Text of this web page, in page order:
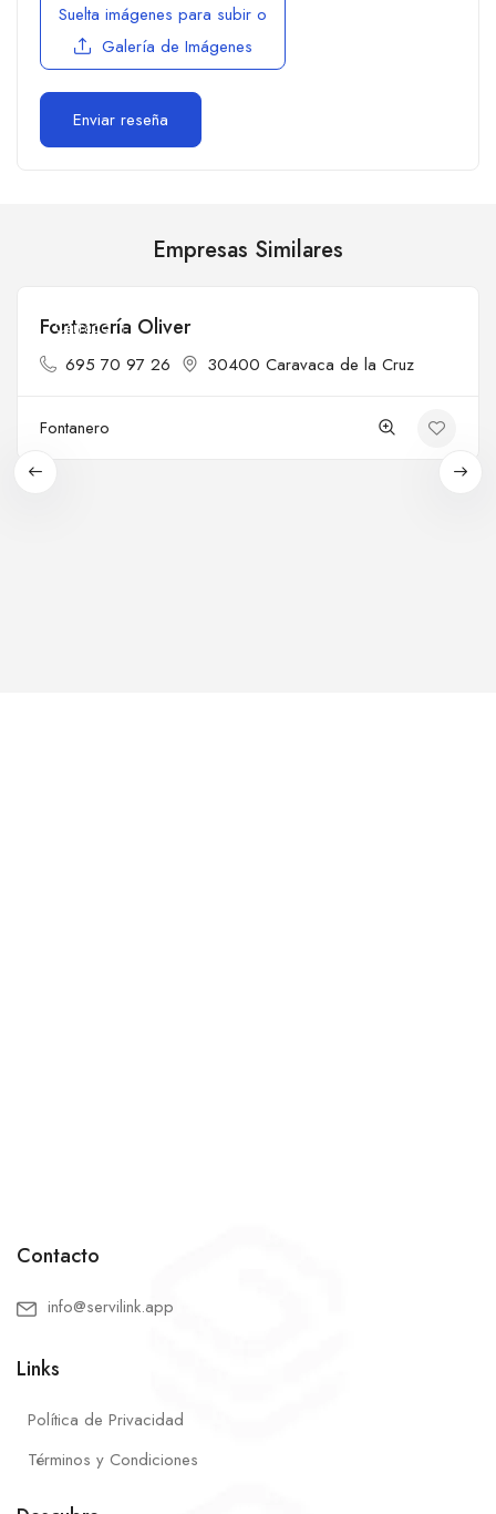
Suelta imágenes para subir o
Galería de Imágenes
Empresas Similares
Cerrado
Fontanería Oliver
695 70 97 26 30400 Caravaca de la Cruz
Fontanero
Contacto
info@servilink.app
Links
Política de Privacidad
Términos y Condiciones